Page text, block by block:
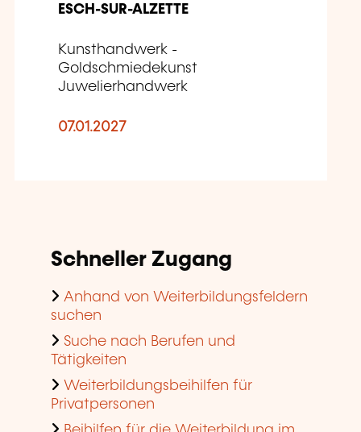
ESCH-SUR-ALZETTE
Kunsthandwerk -
Goldschmiedekunst
Juwelierhandwerk
07.01.2027
Schneller Zugang
Anhand von Weiterbildungsfeldern
suchen
Suche nach Berufen und
Tätigkeiten
Weiterbildungsbeihilfen für
Privatpersonen